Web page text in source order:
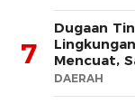
7
Dugaan
Mencuat,
DAERAH